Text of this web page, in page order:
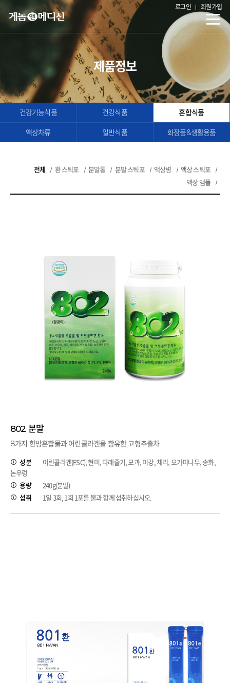
로그인 회원가입
제품정보
건강기능식품 건강식품 혼합식품
액상차류 일반식품 화장품&생활용품
전체 환 스틱포 분말통 분말 스틱포 액상병
액상 스틱포
액상 앰플
802 분말
8가지 한방혼합물과 어린콜라겐을 함유한 고형추출차
성분
어린콜라겐(FSC), 현미, 다래줄기, 모과, 미강, 체리, 오가피나무, 송화,
논우렁
용량
240g(분말)
섭취
1일 3회, 1회 1포를 물과 함께 섭취하십시오.